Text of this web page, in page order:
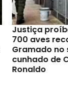
Justiça
700 aves
Gramado no
cunhado de
Ronaldo